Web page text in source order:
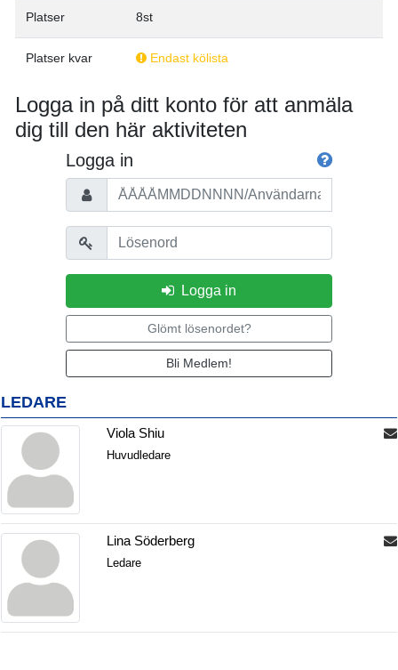
LEDARE
Viola Shiu
Huvudledare
Lina Söderberg
Ledare
Platser 8st
Platser kvar Endast kölista
Logga in på ditt konto för att anmäla
dig till den här aktiviteten
Logga in
Personnummer/Användarnamn
Lösenord
Logga in
Glömt lösenordet?
Bli Medlem!